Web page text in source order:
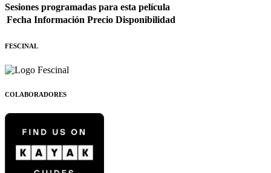
Sesiones programadas para esta película
Fecha Información Precio Disponibilidad
FESCINAL
COLABORADORES